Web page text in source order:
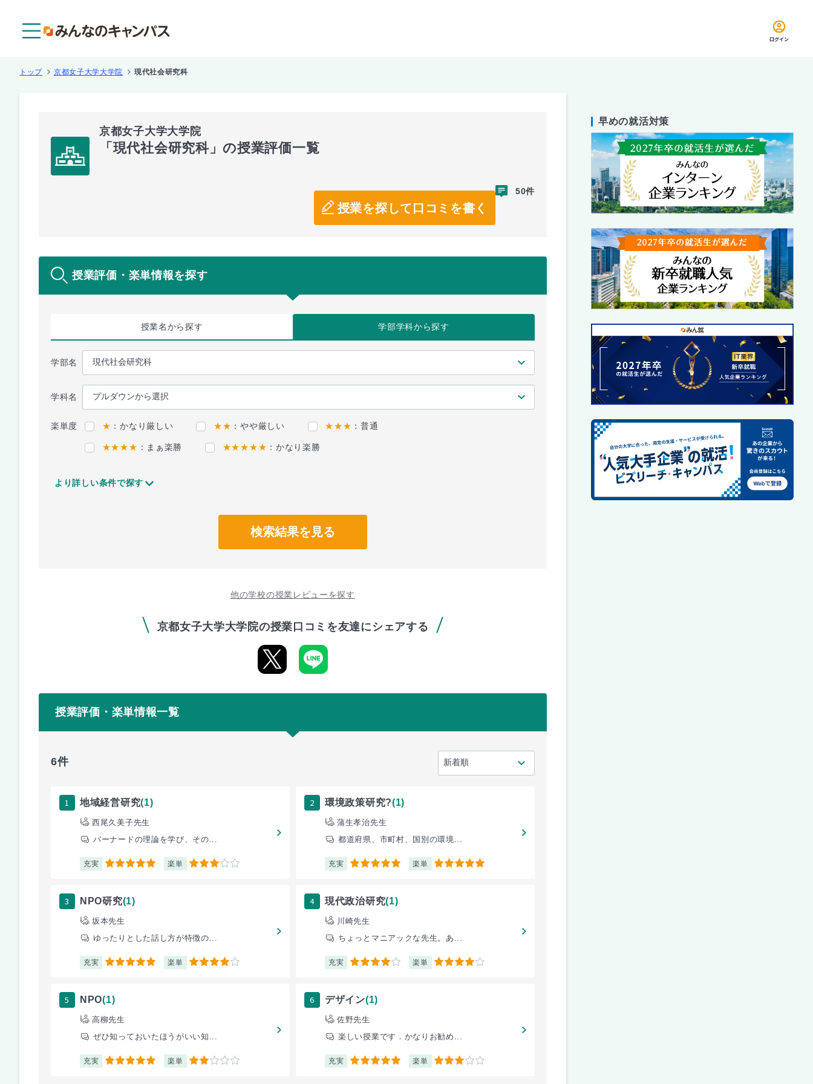
ログイン
トップ 京都女子大学大学院 現代社会研究科
京都女子大学大学院
「現代社会研究科」の授業評価一覧
授業を探して口コミを書く
50件
授業評価・楽単情報を探す
授業名から探す 学部学科から探す
学部名
学科名
楽単度 ★ ：かなり厳しい ★★ ：やや厳しい ★★★ ：普通
★★★★ ：まぁ楽勝 ★★★★★ ：かなり楽勝
より詳しい条件で探す
検索結果を見る
他の学校の授業レビューを探す
京都女子大学大学院の授業口コミを友達にシェアする
授業評価・楽単情報一覧
6件
1 地域経営研究(1)
西尾久美子先生
バーナードの理論を学び、その...
充実 5 楽単 3
2 環境政策研究?(1)
蒲生孝治先生
都道府県、市町村、国別の環境...
充実 5 楽単 5
3 NPO研究(1)
坂本先生
ゆったりとした話し方が特徴の...
充実 5 楽単 4
4 現代政治研究(1)
川崎先生
ちょっとマニアックな先生。あ...
充実 4 楽単 4
5 NPO(1)
高柳先生
ぜひ知っておいたほうがいい知...
充実 5 楽単 2
6 デザイン(1)
佐野先生
楽しい授業です．かなりお勧め...
充実 5 楽単 3
早めの就活対策